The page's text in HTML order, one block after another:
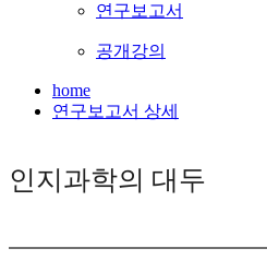
연구보고서
공개강의
home
연구보고서 상세
인지과학의 대두